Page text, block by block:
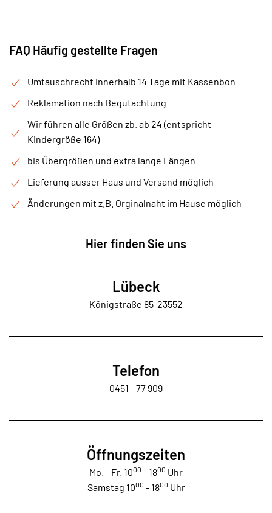
FAQ Häufig gestellte Fragen
Umtauschrecht innerhalb 14 Tage mit Kassenbon
Reklamation nach Begutachtung
Wir führen alle Größen zb. ab 24 (entspricht
Kindergröße 164)
bis Übergrößen und extra lange Längen
Lieferung ausser Haus und Versand möglich
Änderungen mit z.B. Orginalnaht im Hause möglich
Hier finden Sie uns
Lübeck
Königstraße 85 23552
Telefon
0451 - 77 909
Öffnungszeiten
Mo. - Fr. 1000 - 1800 Uhr
Samstag 1000 - 1800 Uhr